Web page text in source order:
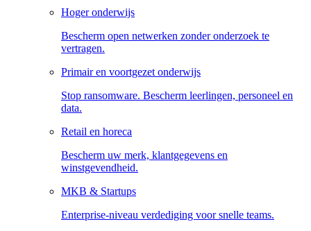
Hoger onderwijs
Bescherm open netwerken zonder onderzoek te
vertragen.
Primair en voortgezet onderwijs
Stop ransomware. Bescherm leerlingen, personeel en
data.
Retail en horeca
Bescherm uw merk, klantgegevens en
winstgevendheid.
MKB & Startups
Enterprise-niveau verdediging voor snelle teams.